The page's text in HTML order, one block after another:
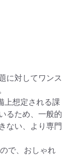
に対してワンス
上想定される課
るため、一般的
ない、より専門
で、おしゃれ